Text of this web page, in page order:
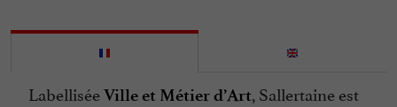
LabelliséeVille et Métier d’Art, Sallertaine est